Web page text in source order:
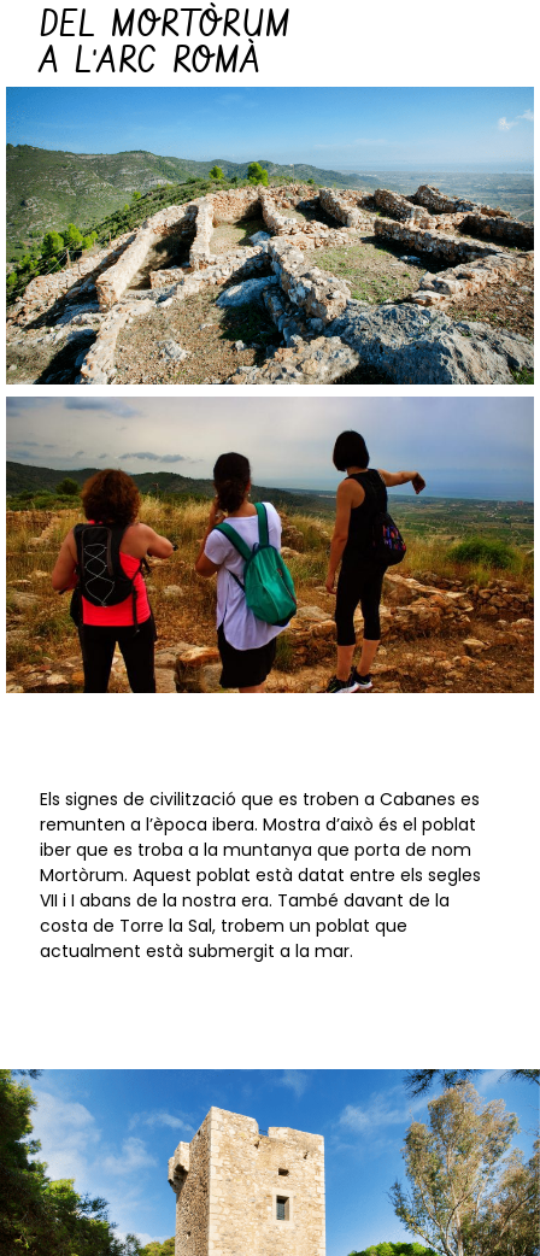
DEL MORTÒRUM
A L'ARC ROMÀ
Els signes de civilització que es troben a Cabanes es
remunten a l’època ibera. Mostra d’això és el poblat
iber que es troba a la muntanya que porta de nom
Mortòrum. Aquest poblat està datat entre els segles
VII i I abans de la nostra era. També davant de la
costa de Torre la Sal, trobem un poblat que
actualment està submergit a la mar.